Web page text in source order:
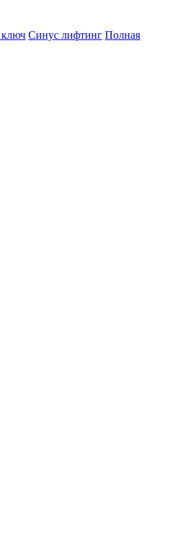
ключ Синус лифтинг Полная